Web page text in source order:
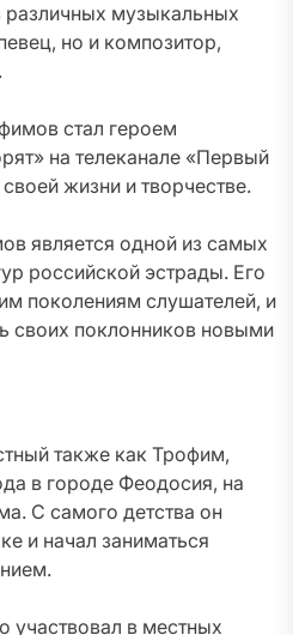
различных музыкальных
но и композитор,
стал героем
на телеканале «Первый
жизни и творчестве.
является одной из самых
российской эстрады. Его
поколениям слушателей, и
своих поклонников новыми
также как Трофим,
в городе Феодосия, на
С самого детства он
и начал заниматься
участвовал в местных